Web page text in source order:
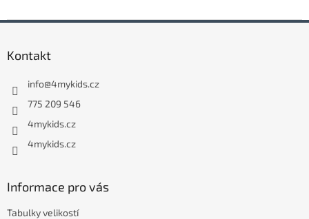
Kontakt
info@4mykids.cz
775 209 546
4mykids.cz
4mykids.cz
Informace pro vás
Tabulky velikostí